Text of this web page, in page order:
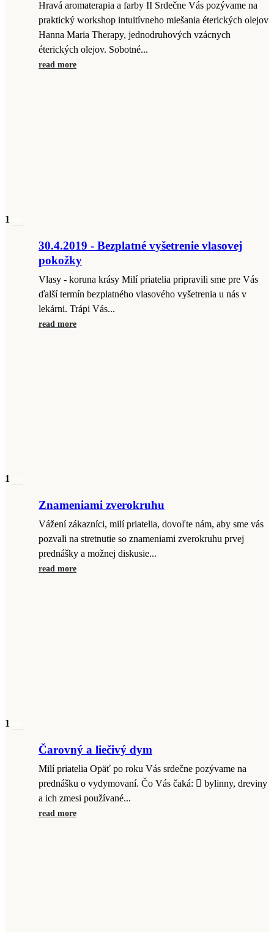
Hravá aromaterapia a farby II Srdečne Vás pozývame na
praktický workshop intuitívneho miešania éterických olejov
Hanna Maria Therapy, jednodruhových vzácnych
éterických olejov. Sobotné...
read more
1
30.4.2019 - Bezplatné vyšetrenie vlasovej
pokožky
Vlasy - koruna krásy Milí priatelia pripravili sme pre Vás
ďalší termín bezplatného vlasového vyšetrenia u nás v
lekárni. Trápi Vás...
read more
1
Znameniami zverokruhu
Vážení zákazníci, milí priatelia, dovoľte nám, aby sme vás
pozvali na stretnutie so znameniami zverokruhu prvej
prednášky a možnej diskusie...
read more
1
Čarovný a liečivý dym
Milí priatelia Opäť po roku Vás srdečne pozývame na
prednášku o vydymovaní. Čo Vás čaká:  bylinny, dreviny
a ich zmesi používané...
read more